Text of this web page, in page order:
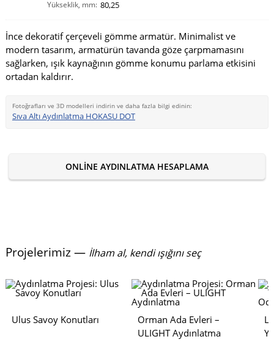
Yükseklik, mm: 80,25
İnce dekoratif çerçeveli gömme armatür. Minimalist ve
modern tasarım, armatürün tavanda göze çarpmamasını
sağlarken, ışık kaynağının gömme konumu parlama etkisini
ortadan kaldırır.
Fotoğrafları ve 3D modelleri indirin ve daha fazla bilgi edinin:
Sıva Altı Aydınlatma HOKASU DOT
ONLINE AYDINLATMA HESAPLAMA
Projelerimiz — İlham al, kendi ışığını seç
Ulus Savoy Konutları
Orman Ada Evleri –
ULIGHT Aydınlatma